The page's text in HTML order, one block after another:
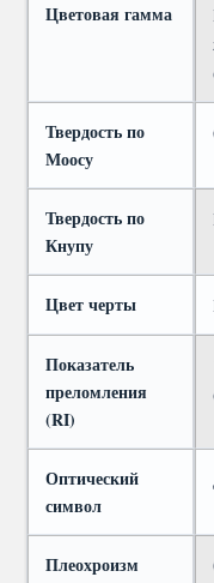
Цветовая гамма
Твердость по
Моосу
Твердость по
Кнупу
Цвет черты
Показатель
преломления
(RI)
Оптический
символ
Плеохроизм